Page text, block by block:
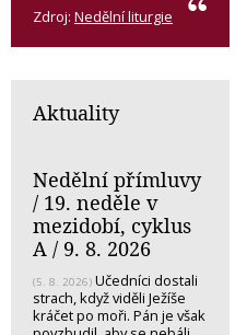
Zdroj: Nedělní liturgie
Aktuality
Nedělní přímluvy
/ 19. neděle v
mezidobí, cyklus
A / 9. 8. 2026
(5. 8. 2026) Učedníci dostali
strach, když viděli Ježíše
kráčet po moři. Pán je však